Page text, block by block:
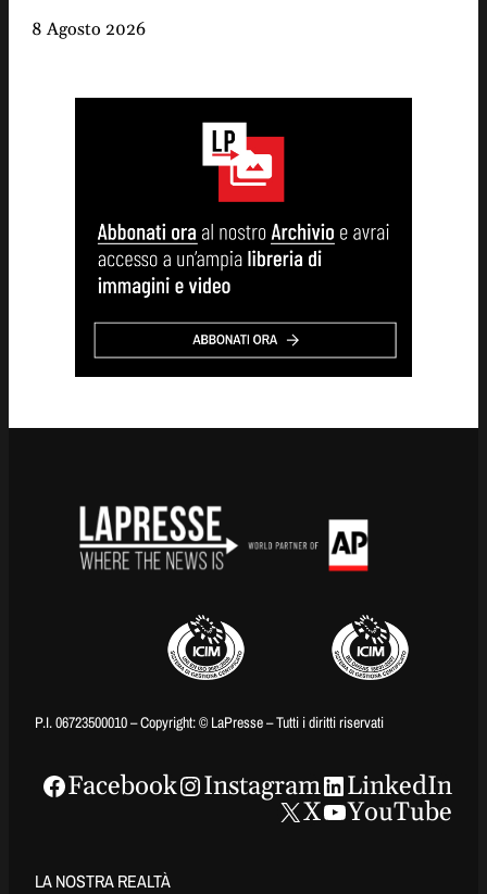
8 Agosto 2026
P.I. 06723500010 – Copyright: © LaPresse – Tutti i diritti riservati
Facebook Instagram
LinkedIn
X
YouTube
LA NOSTRA REALTÀ